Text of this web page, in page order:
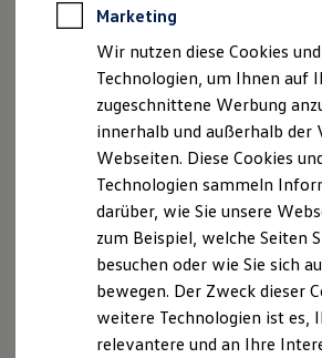
Rekuperation
Laden unterwegs
Laden Zuhause
Ladestationen finden
Ladezeitensimulator
Batterie
Sicherheit
Nachhaltigkeit
Technologie
Kosten und Kauf
Verbrauchskosten
Kaufoptionen
E-Auto-Förderung
Software und Konnektivität
Die ID. Software 6
ID. Software Versionen
Die in dieser Darstellung gezeigten
Ausstattungen können in einzelnen
deutschen Lieferprogramm
teilweise Sonderausstattungen der
Mehrpreis.
Bitte beachten Sie auch unseren
Übersicht der aktuell verfügbaren
Die angegebenen Verbrauchs- und
sich nicht auf ein einzelnes Fahrzeug
des Angebots, sondern dienen allein
zwischen den verschiedenen
Zusatzausstattungen und Zubehör
usw.) können relevante
Rollwiderstand und Aerodynamik
Marketing
Wir nutzen diese Cookies
Technologien, um Ihnen auf
zugeschnittene Werbung
innerhalb und außerhalb der
Webseiten. Diese Cookies
Technologien sammeln
darüber, wie Sie unsere
zum Beispiel, welche Seiten
besuchen oder wie Sie sich
bewegen. Der Zweck dieser
weitere Technologien ist es,
relevantere und an Ihre